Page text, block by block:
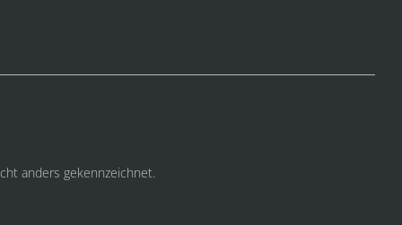
anders gekennzeichnet.